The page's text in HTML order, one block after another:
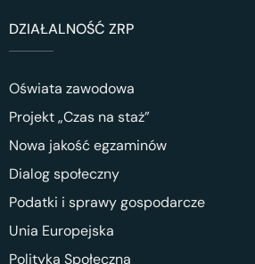
DZIAŁALNOŚĆ ZRP
Oświata zawodowa
Projekt „Czas na staż”
Nowa jakość egzaminów
Dialog społeczny
Podatki i sprawy gospodarcze
Unia Europejska
Polityka Społeczna